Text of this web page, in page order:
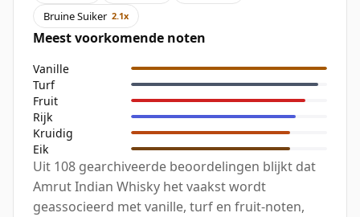
Bruine Suiker 2.1x
Meest voorkomende noten
Vanille
Turf
Fruit
Rijk
Kruidig
Eik
Uit 108 gearchiveerde beoordelingen blijkt dat
Amrut Indian Whisky het vaakst wordt
geassocieerd met vanille, turf en fruit-noten,